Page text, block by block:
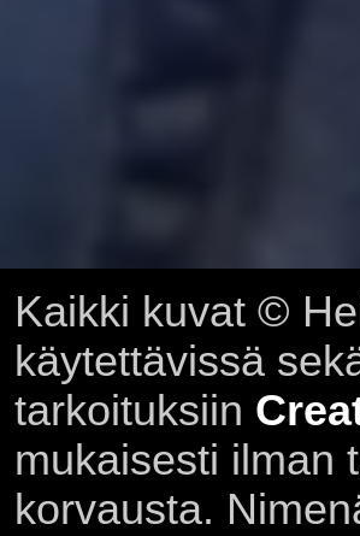
Kaikki kuvat ©
käytettävissä
tarkoituksiin
mukaisesti ilman
korvausta.